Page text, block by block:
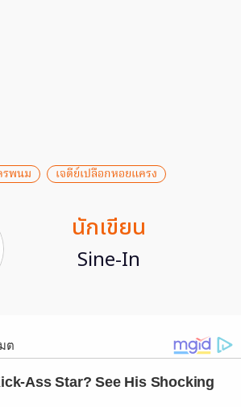
รพนม เจดีย์เปลือกหอยแครง
นักเขียน
Sine-In
ต
Ass Star? See His Shocking